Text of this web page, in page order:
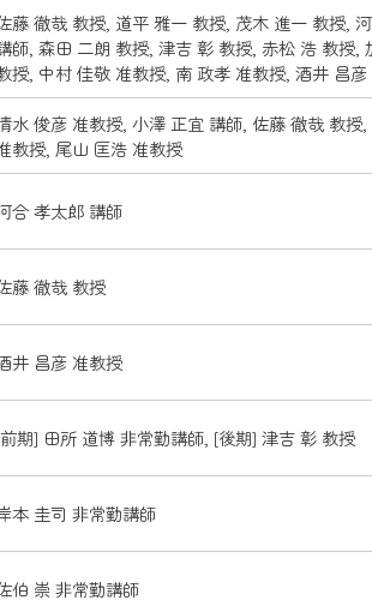
藤 徹哉 教授, 道平 雅一 教授, 茂木 進一 教授,
師, 森田 二朗 教授, 津吉 彰 教授, 赤松 浩 教授,
授, 中村 佳敬 准教授, 南 政孝 准教授, 酒井 昌
水 俊彦 准教授, 小澤 正宜 講師, 佐藤 徹哉 教授
教授, 尾山 匡浩 准教授
合 孝太郎 講師
藤 徹哉 教授
井 昌彦 准教授
期] 田所 道博 非常勤講師, [後期] 津吉 彰 教授
本 圭司 非常勤講師
伯 崇 非常勤講師